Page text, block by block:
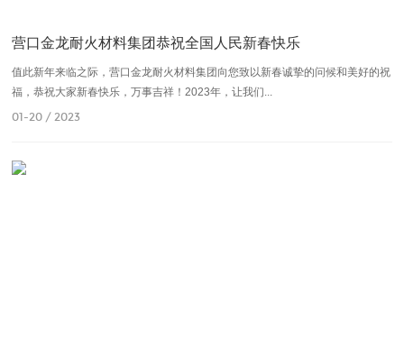
营口金龙耐火材料集团恭祝全国人民新春快乐
值此新年来临之际，营口金龙耐火材料集团向您致以新春诚挚的问候和美好的祝
福，恭祝大家新春快乐，万事吉祥！2023年，让我们...
01-20 / 2023